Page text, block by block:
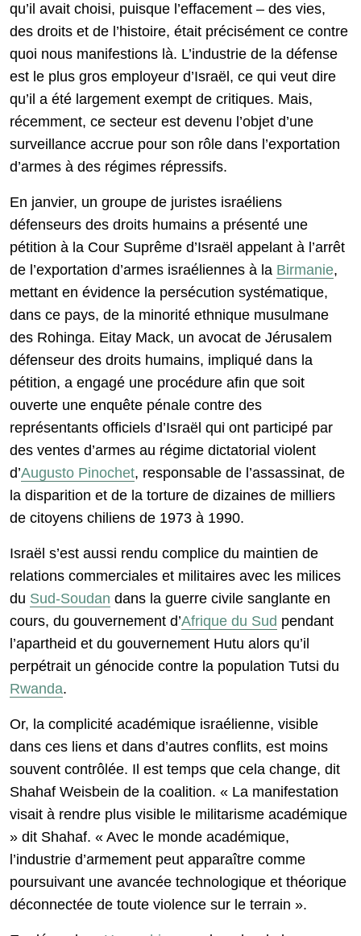
qu’il avait choisi, puisque l’effacement – des vies,
des droits et de l’histoire, était précisément ce contre
quoi nous manifestions là. L’industrie de la défense
est le plus gros employeur d’Israël, ce qui veut dire
qu’il a été largement exempt de critiques. Mais,
récemment, ce secteur est devenu l’objet d’une
surveillance accrue pour son rôle dans l’exportation
d’armes à des régimes répressifs.
En janvier, un groupe de juristes israéliens
défenseurs des droits humains a présenté une
pétition à la Cour Suprême d’Israël appelant à l’arrêt
de l’exportation d’armes israéliennes à la Birmanie,
mettant en évidence la persécution systématique,
dans ce pays, de la minorité ethnique musulmane
des Rohinga. Eitay Mack, un avocat de Jérusalem
défenseur des droits humains, impliqué dans la
pétition, a engagé une procédure afin que soit
ouverte une enquête pénale contre des
représentants officiels d’Israël qui ont participé par
des ventes d’armes au régime dictatorial violent
d’Augusto Pinochet, responsable de l’assassinat, de
la disparition et de la torture de dizaines de milliers
de citoyens chiliens de 1973 à 1990.
Israël s’est aussi rendu complice du maintien de
relations commerciales et militaires avec les milices
du Sud-Soudan dans la guerre civile sanglante en
cours, du gouvernement d’Afrique du Sud pendant
l’apartheid et du gouvernement Hutu alors qu’il
perpétrait un génocide contre la population Tutsi du
Rwanda.
Or, la complicité académique israélienne, visible
dans ces liens et dans d’autres conflits, est moins
souvent contrôlée. Il est temps que cela change, dit
Shahaf Weisbein de la coalition. « La manifestation
visait à rendre plus visible le militarisme académique
» dit Shahaf. « Avec le monde académique,
l’industrie d’armement peut apparaître comme
poursuivant une avancée technologique et théorique
déconnectée de toute violence sur le terrain ».